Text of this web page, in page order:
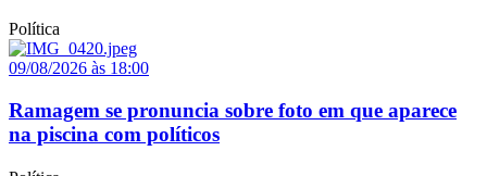
Política
09/08/2026 às 18:00
Ramagem se pronuncia sobre foto em que aparece
na piscina com políticos